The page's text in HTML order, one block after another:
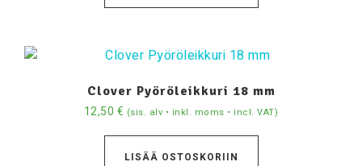
Clover Pyöröleikkuri 18 mm
12,50 € (sis. alv • inkl. moms • incl. VAT)
LISÄÄ OSTOSKORIIN